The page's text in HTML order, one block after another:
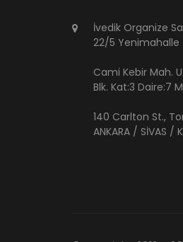
İvedik Organize
22/5 Yenimahalle
Cami Kebir Mah.
Blk. Kat:3 Daire:7
140 Carlton St.,
ANKARA / SİVAS /